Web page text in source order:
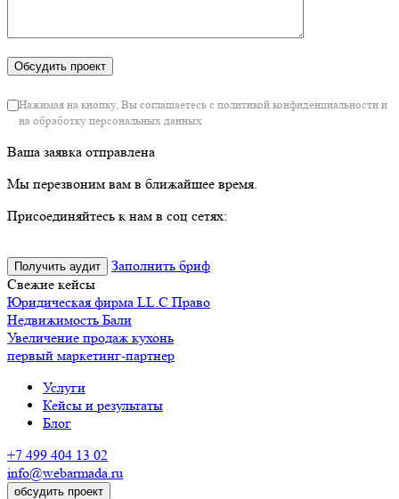
Нажимая на кнопку, Вы соглашаетесь с политикой конфиденциальности и
на обработку персональных данных
Ваша заявка отправлена
Мы перезвоним вам в ближайшее время.
Присоединяйтесь к нам в соц сетях:
Получить аудит
Заполнить бриф
Свежие кейсы
Юридическая фирма LL.C Право
Недвижимость Бали
Увеличение продаж кухонь
первый маркетинг-партнер
Услуги
Кейсы и результаты
Блог
+7 499 404 13 02
info@webarmada.ru
обсудить проект